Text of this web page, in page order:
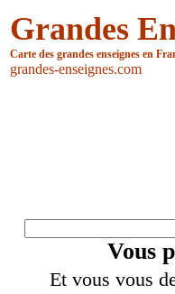
Grandes
Carte des grandes enseignes en
grandes-enseignes.com
Vous
Et vous vous